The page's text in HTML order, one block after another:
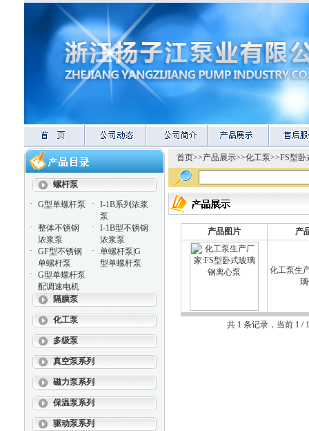
螺杆泵
·
G型单螺杆泵 ·
I-1B系列浓浆
泵
·
整体不锈钢
浓浆泵
·
I-1B型不锈钢
浓浆泵
·
GF型不锈钢
单螺杆泵
·
单螺杆泵|G
型单螺杆泵
·
G型单螺杆泵
配调速电机
隔膜泵
化工泵
多级泵
真空泵系列
磁力泵系列
保温泵系列
驱动泵系列
首页>>产品展示>>化工泵>>FS型卧
产品图片 产
化工泵生
共 1 条记录，当前 1